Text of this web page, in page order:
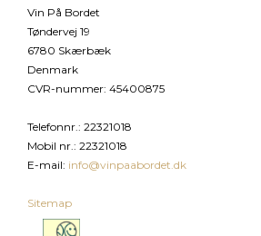
Vin På Bordet
Tøndervej 19
6780 Skærbæk
Denmark
CVR-nummer: 45400875
Telefonnr. : 22321018
Mobil nr. : 22321018
E-mail: info@vinpaabordet.dk
Sitemap